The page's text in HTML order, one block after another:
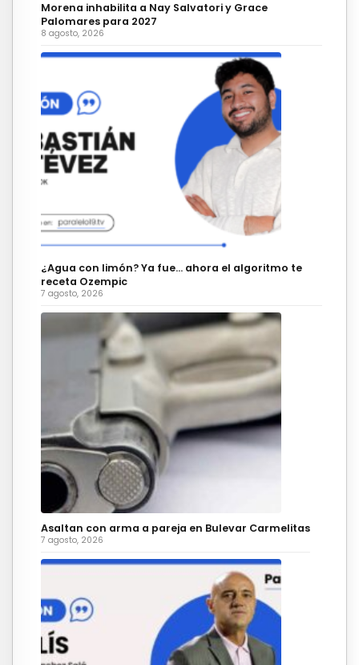
Morena inhabilita a Nay Salvatori y Grace
Palomares para 2027
8 agosto, 2026
¿Agua con limón? Ya fue… ahora el algoritmo te
receta Ozempic
7 agosto, 2026
Asaltan con arma a pareja en Bulevar Carmelitas
7 agosto, 2026